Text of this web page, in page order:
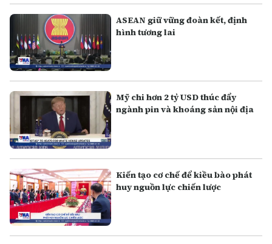
ASEAN giữ vững đoàn kết, định
hình tương lai
Mỹ chi hơn 2 tỷ USD thúc đẩy
ngành pin và khoáng sản nội địa
Kiến tạo cơ chế để kiều bào phát
huy nguồn lực chiến lược